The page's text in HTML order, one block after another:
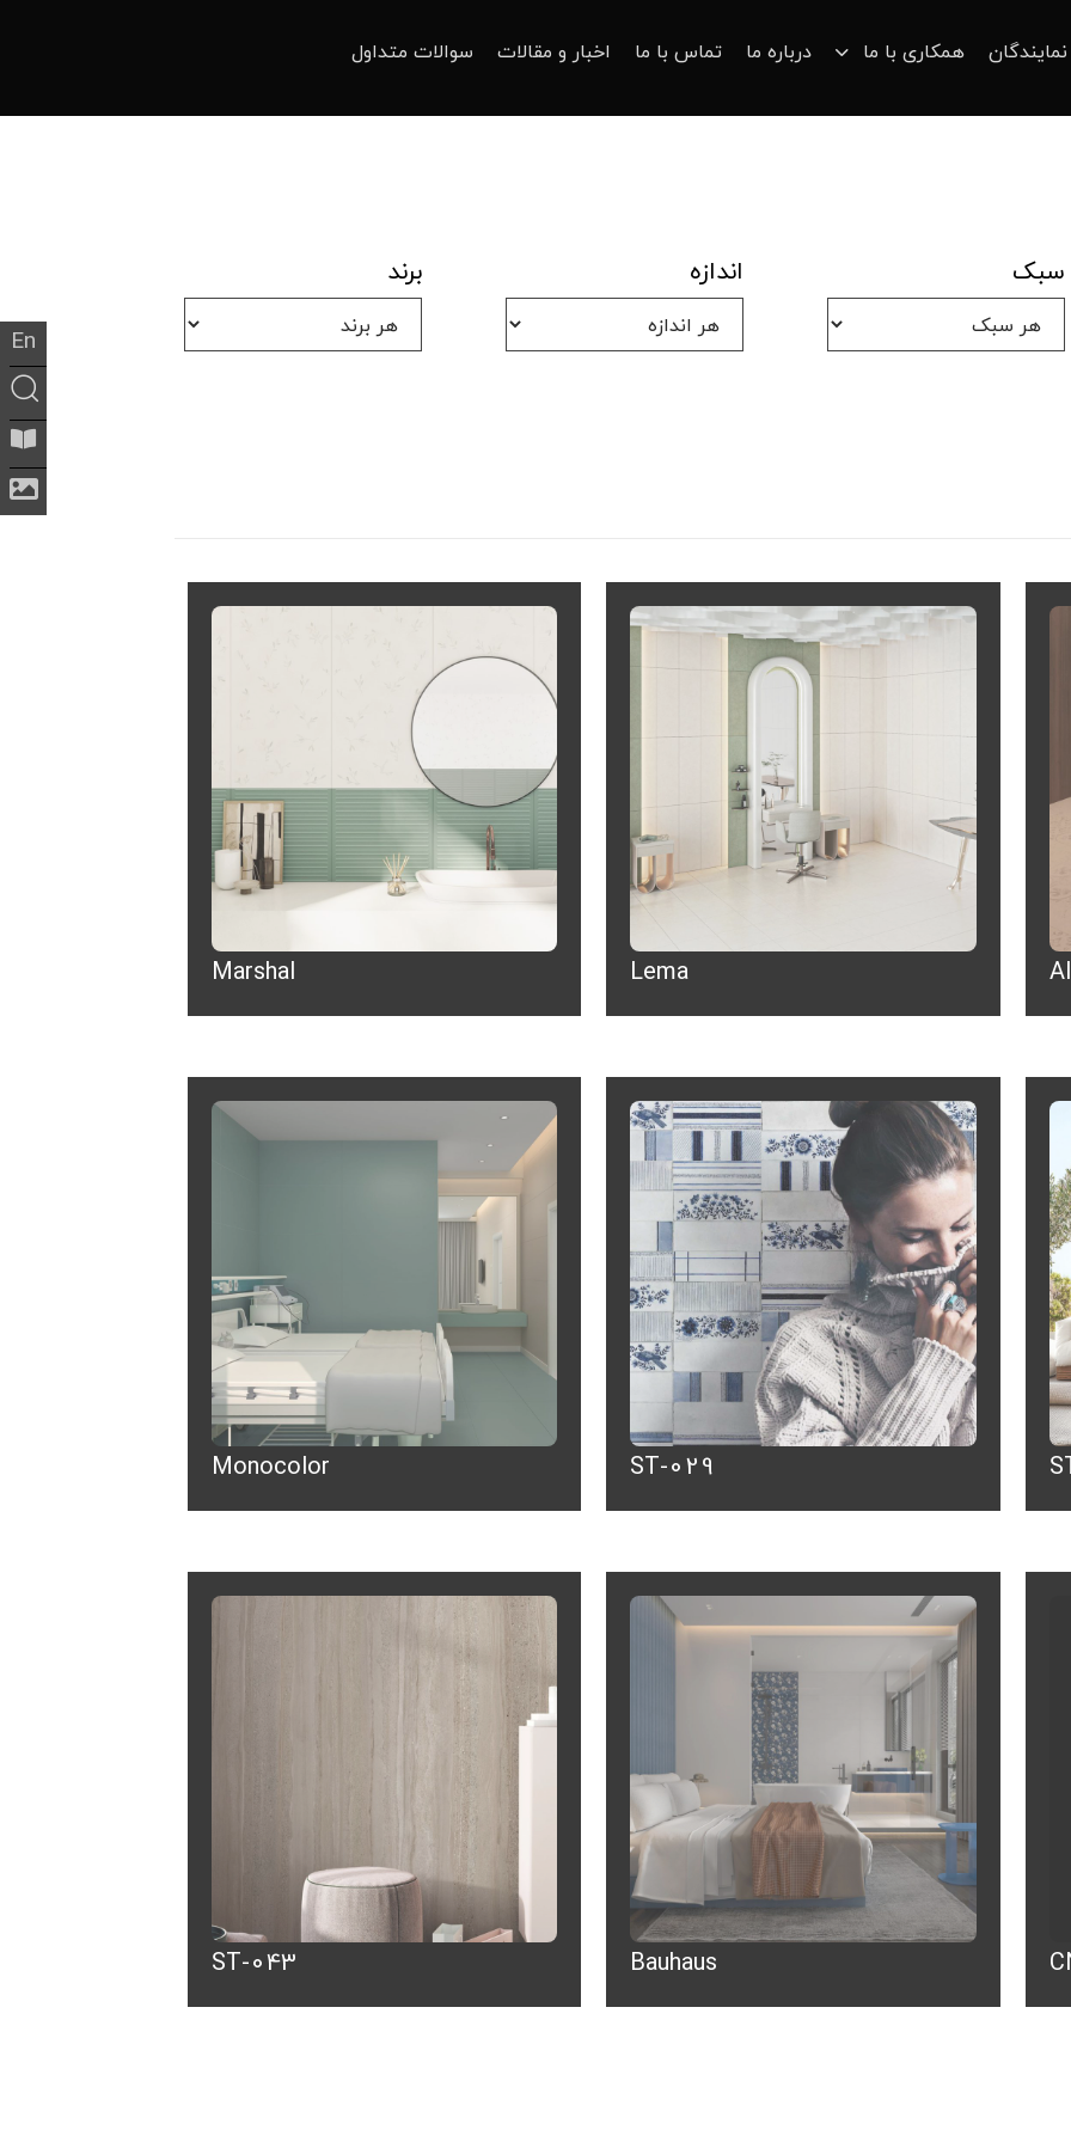
نمایندگان همکاری با ما درباره ما تماس با ما اخبار و مقالات سوالات متداول
En
Marshal Lema
Monocolor ST-029
ST-043 Bauhaus
برند اندازه سبک